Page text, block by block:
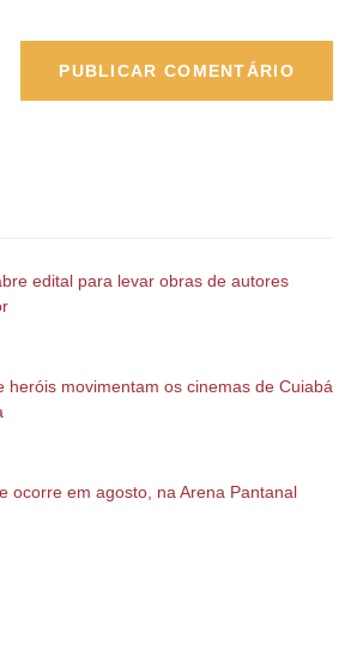
edital para levar obras de autores
heróis movimentam os cinemas de Cuiabá
ocorre em agosto, na Arena Pantanal